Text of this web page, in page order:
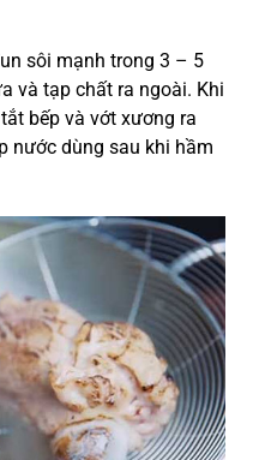
sôi mạnh trong 3 – 5
và tạp chất ra ngoài. Khi
bếp và vớt xương ra
nước dùng sau khi hầm